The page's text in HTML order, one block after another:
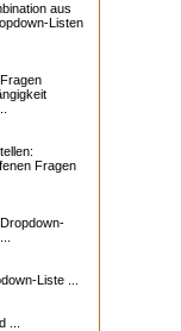
aus
Listen
Fragen
Liste ...
...